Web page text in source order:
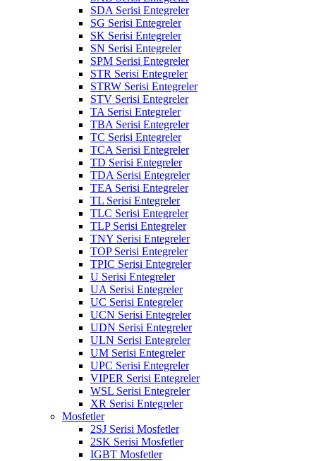
SDA Serisi Entegreler
SG Serisi Entegreler
SK Serisi Entegreler
SN Serisi Entegreler
SPM Serisi Entegreler
STR Serisi Entegreler
STRW Serisi Entegreler
STV Serisi Entegreler
TA Serisi Entegreler
TBA Serisi Entegreler
TC Serisi Entegreler
TCA Serisi Entegreler
TD Serisi Entegreler
TDA Serisi Entegreler
TEA Serisi Entegreler
TL Serisi Entegreler
TLC Serisi Entegreler
TLP Serisi Entegreler
TNY Serisi Entegreler
TOP Serisi Entegreler
TPIC Serisi Entegreler
U Serisi Entegreler
UA Serisi Entegreler
UC Serisi Entegreler
UCN Serisi Entegreler
UDN Serisi Entegreler
ULN Serisi Entegreler
UM Serisi Entegreler
UPC Serisi Entegreler
VIPER Serisi Entegreler
WSL Serisi Entegreler
XR Serisi Entegreler
Mosfetler
2SJ Serisi Mosfetler
2SK Serisi Mosfetler
IGBT Mosfetler